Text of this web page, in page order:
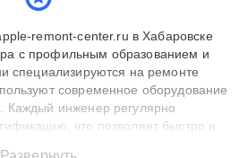
remont-center.ru в Хабаровске
с профильным образованием и
специализируются на ремонте
современное оборудование
Каждый инженер регулярно
что позволяет быстро и